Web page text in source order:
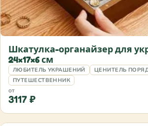
Шкатулка-органайзер для
24×17×6 см
ЛЮБИТЕЛЬ УКРАШЕНИЙ
ЦЕНИТЕЛЬ
ПУТЕШЕСТВЕННИК
от
3117 ₽